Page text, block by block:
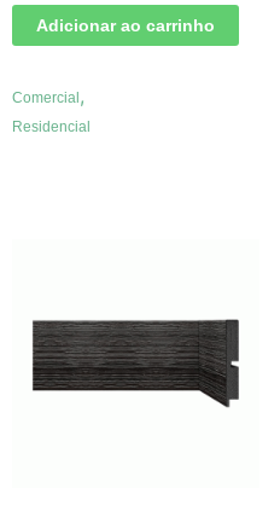
Adicionar ao carrinho
Comercial,
Residencial